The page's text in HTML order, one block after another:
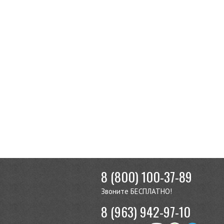
8 (800) 100-37-89
Звоните БЕСПЛАТНО!
8 (963) 942-97-10